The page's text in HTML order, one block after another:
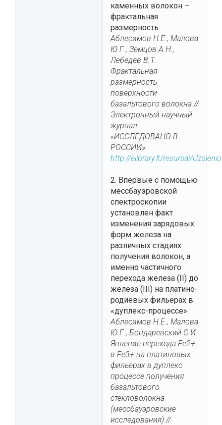
каменных волокон –
фрактальная
размерность.
Аблесимов Н.Е., Малова
Ю.Г., Земцов А.Н.,
Лебедев В.Т.
Фрактальная
размерность
поверхности
базальтового волокна //
Электронный научный
журнал
«ИССЛЕДОВАНО В
РОССИИ».
http://elibrary.lt/resursai/
2. Впервые с помощью
мессбауэровской
спектроскопии
установлен факт
изменения зарядовых
форм железа на
различных стадиях
получения волокон, а
именно частичного
перехода железа (II) до
железа (III) на платино-
родиевых фильерах в
«дуплекс-процессе».
Аблесимов Н.Е., Малова
Ю.Г., Бондаревский С.И.
Явление перехода Fe2+
в Fe3+ на платиновых
фильерах в дуплекс
процессе получения
базальтового
стекловолокна
(мессбауэровские
исследования) //